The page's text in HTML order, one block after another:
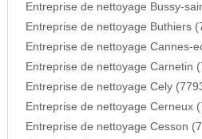
Entreprise de nettoyage Bussy-
Entreprise de nettoyage Buthiers
Entreprise de nettoyage Cannes-
Entreprise de nettoyage Carnetin
Entreprise de nettoyage Cely
Entreprise de nettoyage Cerneux
Entreprise de nettoyage Cesson